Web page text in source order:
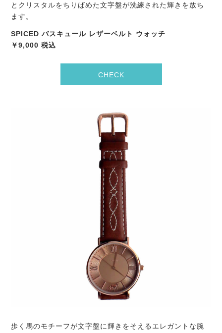
とクリスタルをちりばめた文字盤が洗練された輝きを放ち
ます。
SPICED バスキュール レザーベルト ウォッチ
￥9,000 税込
CHECK
歩く馬のモチーフが文字盤に輝きをそえるエレガントな腕